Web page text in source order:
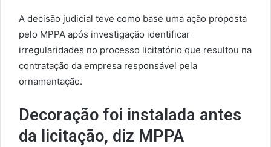
A decisão judicial teve como base uma ação proposta
pelo MPPA após investigação identificar
irregularidades no processo licitatório que resultou na
contratação da empresa responsável pela
ornamentação.
Decoração foi instalada antes
da licitação, diz MPPA